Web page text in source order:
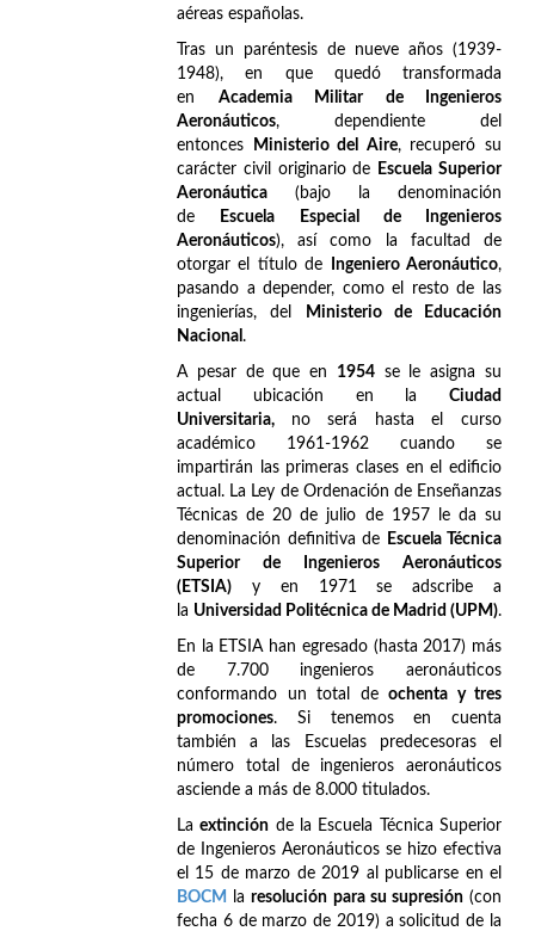
aéreas españolas.
Tras un paréntesis de nueve años (1939-
1948), en que quedó transformada
en Academia Militar de Ingenieros
Aeronáuticos, dependiente del
entonces
Ministerio del Aire, recuperó su
carácter civil originario de
Escuela Superior
Aeronáutica (bajo la denominación
de
Escuela Especial de Ingenieros
Aeronáuticos), así como la facultad de
otorgar el título de
Ingeniero Aeronáutico,
pasando a depender, como el resto de las
ingenierías, del
Ministerio de Educación
Nacional .
A pesar de que en 1954se le asigna su
actual ubicación en la Ciudad
Universitaria, no será hasta el curso
académico 1961-1962 cuando se
impartirán las primeras clases en el edificio
actual. La Ley de Ordenación de Enseñanzas
Técnicas de 20 de julio de 1957 le da su
denominación definitiva de
Escuela Técnica
Superior de Ingenieros Aeronáuticos
(ETSIA) y en 1971 se adscribe a
la Universidad Politécnica de Madrid (UPM).
En la ETSIA han egresado (hasta 2017) más
de 7.700 ingenieros aeronáuticos
conformando un total de ochenta y tres
promociones. Si tenemos en cuenta
también a las Escuelas predecesoras el
número total de ingenieros aeronáuticos
asciende a más de 8.000 titulados.
Laextinción de la Escuela Técnica Superior
de Ingenieros Aeronáuticos se hizo efectiva
el 15 de marzo de 2019 al publicarse en el
BOCM
laresolución para su supresión(con
fecha 6 de marzo de 2019) a solicitud de la